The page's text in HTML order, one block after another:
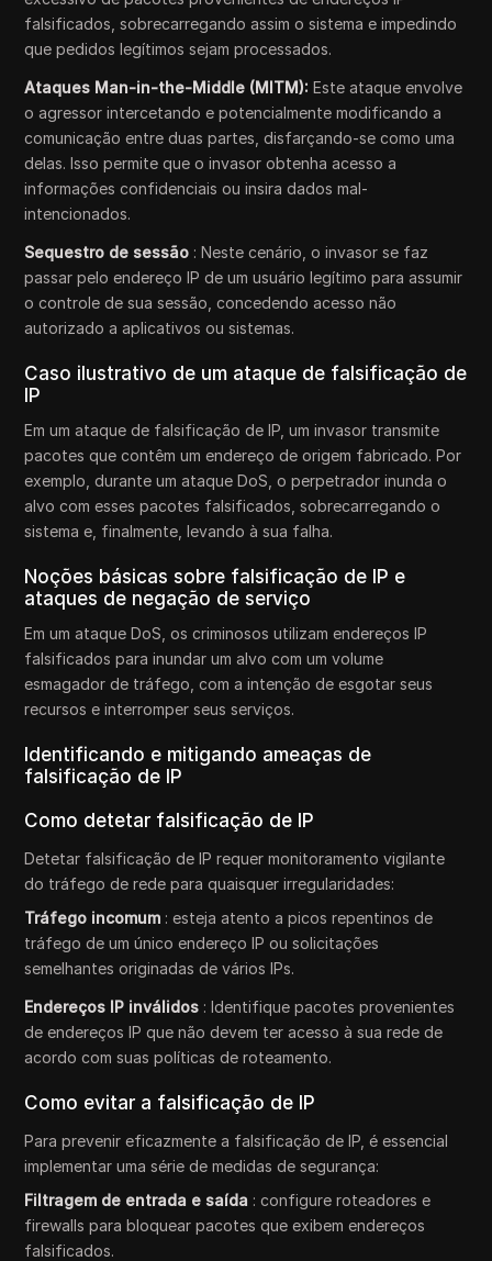
falsificados, sobrecarregando assim o sistema e impedindo
que pedidos legítimos sejam processados.
Ataques Man-in-the-Middle (MITM):Este ataque envolve
o agressor intercetando e potencialmente modificando a
comunicação entre duas partes, disfarçando-se como uma
delas. Isso permite que o invasor obtenha acesso a
informações confidenciais ou insira dados mal-
intencionados.
Sequestro de sessão : Neste cenário, o invasor se faz
passar pelo endereço IP de um usuário legítimo para assumir
o controle de sua sessão, concedendo acesso não
autorizado a aplicativos ou sistemas.
Caso ilustrativo de um ataque de falsificação de
IP
Em um ataque de falsificação de IP, um invasor transmite
pacotes que contêm um endereço de origem fabricado. Por
exemplo, durante um ataque DoS, o perpetrador inunda o
alvo com esses pacotes falsificados, sobrecarregando o
sistema e, finalmente, levando à sua falha.
Noções básicas sobre falsificação de IP e
ataques de negação de serviço
Em um ataque DoS, os criminosos utilizam endereços IP
falsificados para inundar um alvo com um volume
esmagador de tráfego, com a intenção de esgotar seus
recursos e interromper seus serviços.
Identificando e mitigando ameaças de
falsificação de IP
Como detetar falsificação de IP
Detetar falsificação de IP requer monitoramento vigilante
do tráfego de rede para quaisquer irregularidades:
Tráfego incomum : esteja atento a picos repentinos de
tráfego de um único endereço IP ou solicitações
semelhantes originadas de vários IPs.
Endereços IP inválidos : Identifique pacotes provenientes
de endereços IP que não devem ter acesso à sua rede de
acordo com suas políticas de roteamento.
Como evitar a falsificação de IP
Para prevenir eficazmente a falsificação de IP, é essencial
implementar uma série de medidas de segurança:
Filtragem de entrada e saída : configure roteadores e
firewalls para bloquear pacotes que exibem endereços
falsificados.